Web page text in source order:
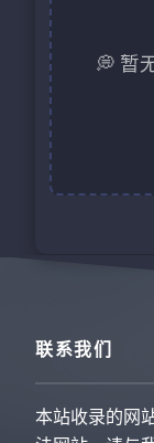
💭 暂
联系我们
本站收录的网